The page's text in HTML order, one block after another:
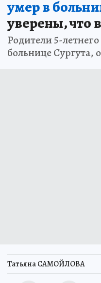
умер в
уверены, что
Родители 5-
больнице Сургута,
Татьяна САМОЙЛОВА